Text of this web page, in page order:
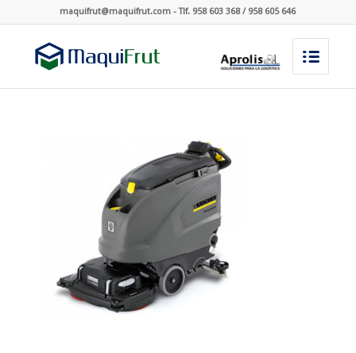
maquifrut@maquifrut.com - Tlf. 958 603 368 / 958 605 646